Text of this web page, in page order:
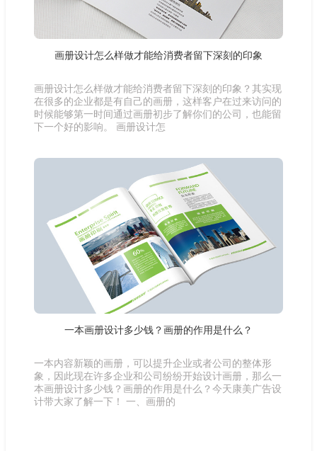
画册设计怎么样做才能给消费者留下深刻的印象
画册设计怎么样做才能给消费者留下深刻的印象？其实现
在很多的企业都是有自己的画册，这样客户在过来访问的
时候能够第一时间通过画册初步了解你们的公司，也能留
下一个好的影响。 画册设计怎
一本画册设计多少钱？画册的作用是什么？
一本内容新颖的画册，可以提升企业或者公司的整体形
象，因此现在许多企业和公司纷纷开始设计画册，那么一
本画册设计多少钱？画册的作用是什么？今天康美广告设
计带大家了解一下！ 一、画册的